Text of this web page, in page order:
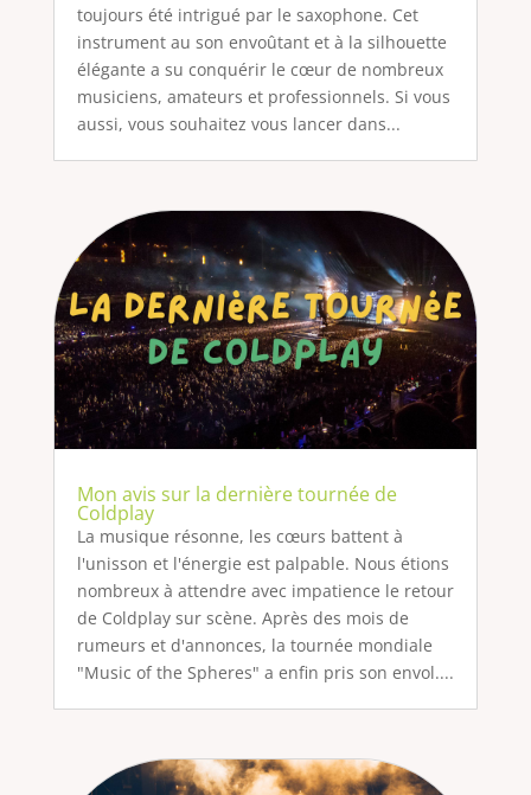
toujours été intrigué par le saxophone. Cet
instrument au son envoûtant et à la silhouette
élégante a su conquérir le cœur de nombreux
musiciens, amateurs et professionnels. Si vous
aussi, vous souhaitez vous lancer dans...
Mon avis sur la dernière tournée de
Coldplay
La musique résonne, les cœurs battent à
l'unisson et l'énergie est palpable. Nous étions
nombreux à attendre avec impatience le retour
de Coldplay sur scène. Après des mois de
rumeurs et d'annonces, la tournée mondiale
"Music of the Spheres" a enfin pris son envol....